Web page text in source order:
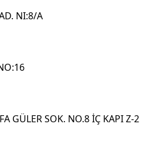
NI:8/A
GÜLER SOK. NO.8 İÇ KAPI Z-2